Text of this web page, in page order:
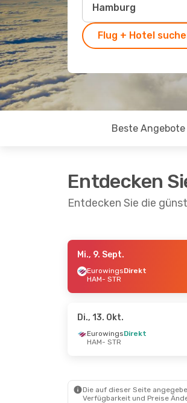
Flug + Hotel
Beste Angebote
Entdecken
Entdecken Sie die
- Do., 20. Aug.
- So., 25. Okt.
Mi., 9. Sept.
EurowingsDirekt
HAM- STR
Di., 13. Okt.
EurowingsDirekt
HAM- STR
Die auf dieser Seite
Verfügbarkeit und Preise